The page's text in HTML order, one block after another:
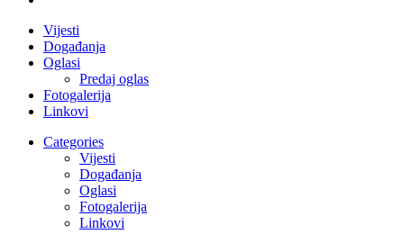
Vijesti
Događanja
Oglasi
Predaj oglas
Fotogalerija
Linkovi
Categories
Vijesti
Događanja
Oglasi
Fotogalerija
Linkovi